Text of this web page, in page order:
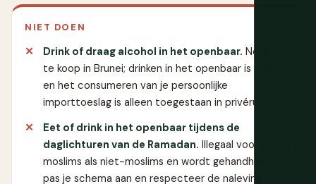
NIET DOEN
Drink of draag alcohol in het openbaar. Nergens
te koop in Brunei; drinken in het openbaar is illegaal
en het consumeren van je persoonlijke
importtoeslag is alleen toegestaan in privéruimte.
Eet of drink in het openbaar tijdens de
daglichturen van de Ramadan. Illegaal voor zowel
moslims als niet-moslims en wordt gehandhaafd;
pas je schema aan en respecteer de naleving.